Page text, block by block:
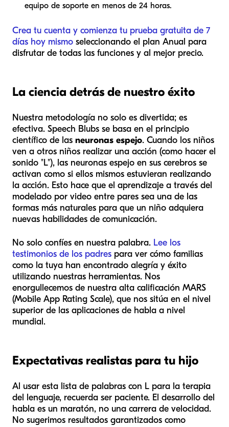
equipo de soporte en menos de 24 horas.
Crea tu cuenta y comienza tu prueba gratuita de 7
días hoy mismo seleccionando el plan Anual para
disfrutar de todas las funciones y al mejor precio.
La ciencia detrás de nuestro éxito
Nuestra metodología no solo es divertida; es
efectiva. Speech Blubs se basa en el principio
científico de las neuronas espejo. Cuando los niños
ven a otros niños realizar una acción (como hacer el
sonido "L"), las neuronas espejo en sus cerebros se
activan como si ellos mismos estuvieran realizando
la acción. Esto hace que el aprendizaje a través del
modelado por video entre pares sea una de las
formas más naturales para que un niño adquiera
nuevas habilidades de comunicación.
No solo confíes en nuestra palabra. Lee los
testimonios de los padres para ver cómo familias
como la tuya han encontrado alegría y éxito
utilizando nuestras herramientas. Nos
enorgullecemos de nuestra alta calificación MARS
(Mobile App Rating Scale), que nos sitúa en el nivel
superior de las aplicaciones de habla a nivel
mundial.
Expectativas realistas para tu hijo
Al usar esta lista de palabras con L para la terapia
del lenguaje, recuerda ser paciente. El desarrollo del
habla es un maratón, no una carrera de velocidad.
No sugerimos resultados garantizados como